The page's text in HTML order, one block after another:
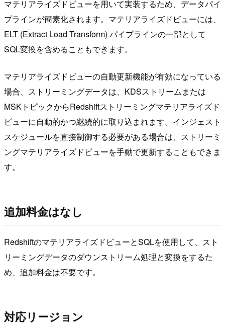
マテリアライズドビューを用いて実装するため、データパイ
プラインが簡素化されます。マテリアライズドビューには、
ELT (Extract Load Transform) パイプラインの一部として
SQL変換を含めることもできます。
マテリアライズドビューの自動更新機能が有効になっている
場合、ストリーミングデータは、KDSストリームまたは
MSKトピックからRedshiftストリーミングマテリアライズド
ビューに自動的かつ継続的に取り込まれます。インジェスト
スケジュールを直接制御する必要がある場合は、ストリーミ
ングマテリアライズドビューを手動で更新することもできま
す。
追加料金はなし
RedshiftのマテリアライズドビューとSQLを使用して、スト
リーミングデータのダウンストリーム処理と変換をするた
め、追加料金は不要です。
対応リージョン